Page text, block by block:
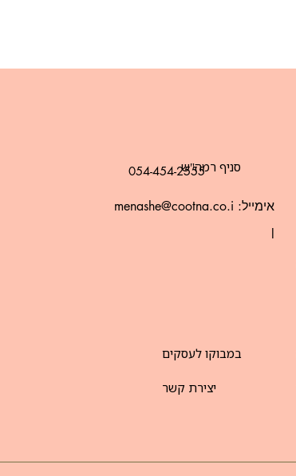
סניף רמה"ש054-454-2555
אימייל: menashe@cootna.co.i
l
במבוקו לעסקים
יצירת קשר